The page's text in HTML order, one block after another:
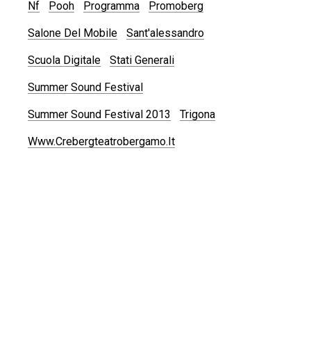
Nf Pooh Programma Promoberg
Salone Del Mobile Sant'alessandro
Scuola Digitale Stati Generali
Summer Sound Festival
Summer Sound Festival 2013 Trigona
Www.crebergteatrobergamo.it